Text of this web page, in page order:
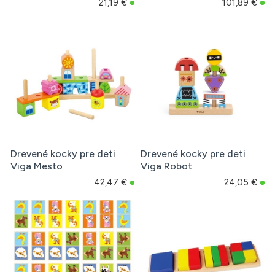
Drevené kocky pre deti
Viga Mesto
42,47 €
Drevené kocky pre deti
Viga Robot
24,05 €